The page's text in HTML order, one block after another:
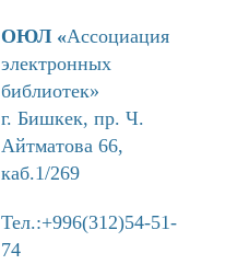
ОЮЛ «Ассоциация
электронных
библиотек»
г. Бишкек, пр. Ч.
Айтматова 66,
каб.1/269
Тел.:+996(312)54-51-
74